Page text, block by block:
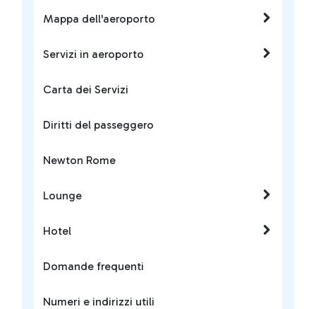
Mappa dell'aeroporto
Servizi in aeroporto
Carta dei Servizi
Diritti del passeggero
Newton Rome
Lounge
Hotel
Domande frequenti
Numeri e indirizzi utili